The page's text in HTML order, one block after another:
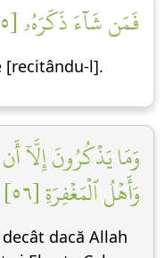
فَمَن شَآءَ ذَكَرَهُۥ [٥٥]
[recitându-l].
وَمَا يَذۡكُرُونَ إِلَّآ
وَأَهۡلُ ٱلۡمَغۡفِرَةِ [٥٦]
dacă Allah